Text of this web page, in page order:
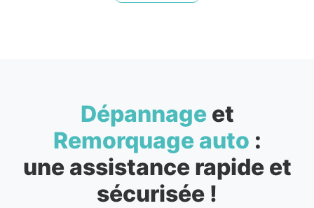
Dépannageet
Remorquage auto :
une assistance rapide et
sécurisée !